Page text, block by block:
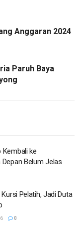
Anggaran 2024
Paruh Baya
Kembali ke
Belum Jelas
Pelatih, Jadi Duta
0